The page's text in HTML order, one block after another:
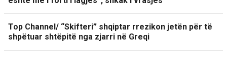
Top Channel/ “Skifteri” shqiptar rrezikon jetën për të
shpëtuar shtëpitë nga zjarri në Greqi